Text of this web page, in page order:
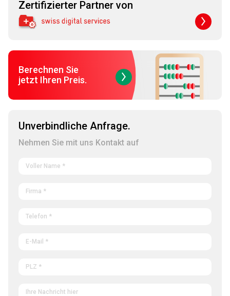
Zertifizierter Partner von
Berechnen Sie
jetzt Ihren Preis.
Unverbindliche Anfrage.
Nehmen Sie mit uns Kontakt auf